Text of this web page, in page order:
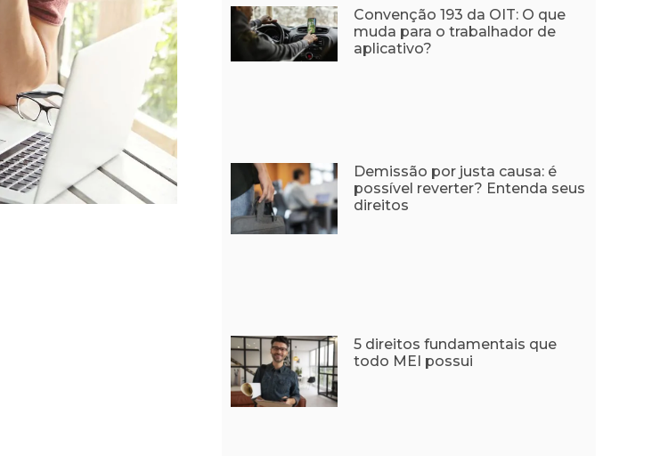
Convenção 193 da OIT: O que
muda para o trabalhador de
aplicativo?
Demissão por justa causa: é
possível reverter? Entenda seus
direitos
5 direitos fundamentais que
todo MEI possui